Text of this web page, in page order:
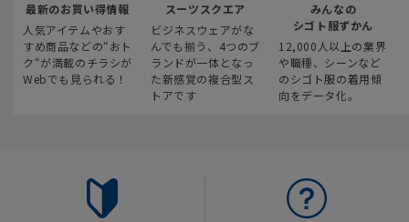
最新のお買い得情報
人気アイテムやおす
すめ商品などの“おト
ク“が満載のチラシが
Webでも見られる！
スーツスクエア
ビジネスウェアがな
んでも揃う、4つのブ
ランドが一体となっ
た新感覚の複合型ス
トアです
みんなの
シゴト服ずかん
12,000人以上の業界
や職種、シーンなど
のシゴト服の着用傾
向をデータ化。